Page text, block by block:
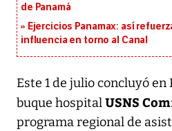
de Panamá
Ejercicios Panamax: así
influencia en torno al Canal
Este 1 de julio concluyó
buque hospitalUSNS
programa regional de